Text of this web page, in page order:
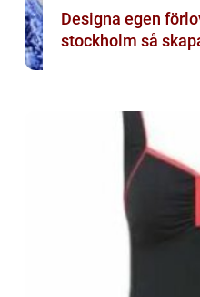
Designa egen
stockholm